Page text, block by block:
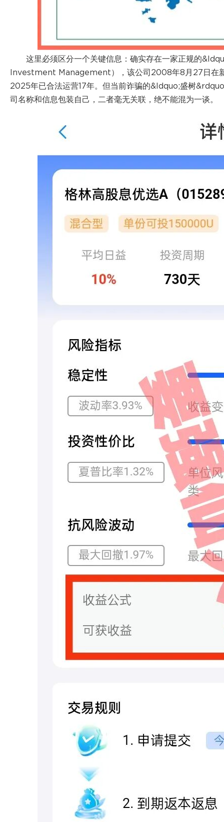
这里必须区分一个关键信息：确实存在一家正规的
Investment Management），该公司2008年8月27日在
2025年已合法运营17年。但当前诈骗的&ldquo;盛树
司名称和信息包装自己，二者毫无关联，绝不能混为一谈。